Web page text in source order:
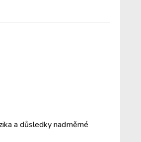
a důsledky nadměrné